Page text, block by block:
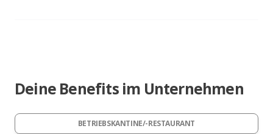
Deine Benefits im Unternehmen
BETRIEBSKANTINE/-RESTAURANT